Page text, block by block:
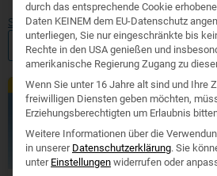
Start/ Produkte verschlagwortet mit
FILTER
TCM
durch das entsprechende Cookie
Daten KEINEM dem EU-Datenschutz
unterliegen, Sie nur eingeschränkte bis
Rechte in den USA genießen und
amerikanische Regierung Zugang zu
Wenn Sie unter 16 Jahre alt sind und Ihre
freiwilligen Diensten geben möchten,
Erziehungsberechtigten um Erlaubnis
Weitere Informationen über die
in unserer Datenschutzerklärung. Sie
unter Einstellungen widerrufen oder